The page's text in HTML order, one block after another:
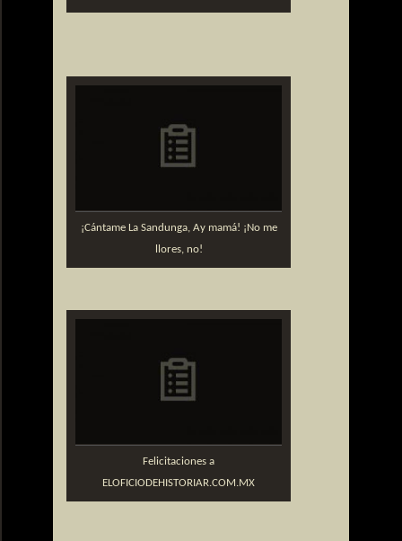
¡Cántame La Sandunga, Ay mamá! ¡No me
llores, no!
Felicitaciones a
ELOFICIODEHISTORIAR.COM.MX